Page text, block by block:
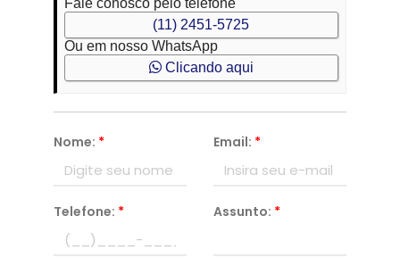
(11) 2451-5725
Ou em nosso WhatsApp
Clicando aqui
Nome: * Email: *
Telefone: * Assunto: *